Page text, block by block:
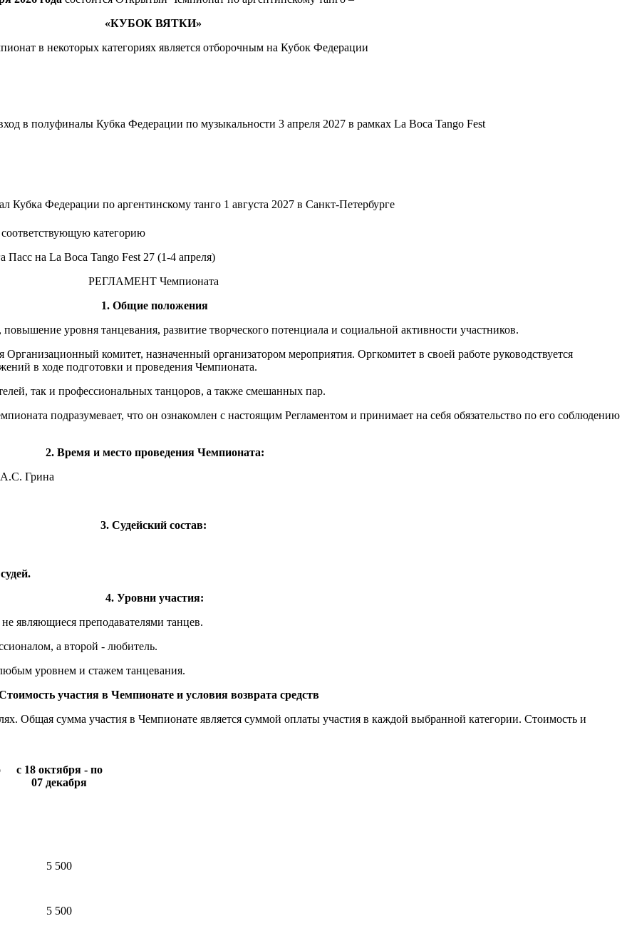
«КУБОК ВЯТКИ»
в некоторых категориях является отборочным на Кубок Федерации
в полуфиналы Кубка Федерации по музыкальности 3 апреля 2027 в рамках La Boca Tango Fest
Федерации по аргентинскому танго 1 августа 2027 в Санкт-Петербурге
категорию
на La Boca Tango Fest 27 (1-4 апреля)
РЕГЛАМЕНТ Чемпионата
1. Общие положения
уровня танцевания, развитие творческого потенциала и социальной активности участников.
комитет, назначенный организатором мероприятия. Оргкомитет в своей работе руководствуется
в ходе подготовки и проведения Чемпионата.
так и профессиональных танцоров, а также смешанных пар.
подразумевает, что он ознакомлен с настоящим Регламентом и принимает на себя обязательство по его соблюдению
2. Время и место проведения Чемпионата:
А.С. Грина
3. Судейский состав:
4. Уровни участия:
являющиеся преподавателями танцев.
а второй - любитель.
уровнем и стажем танцевания.
участия в Чемпионате и условия возврата средств
Общая сумма участия в Чемпионате является суммой оплаты участия в каждой выбранной категории. Стоимость и
с 18 октября - по
07 декабря
5 500
5 500